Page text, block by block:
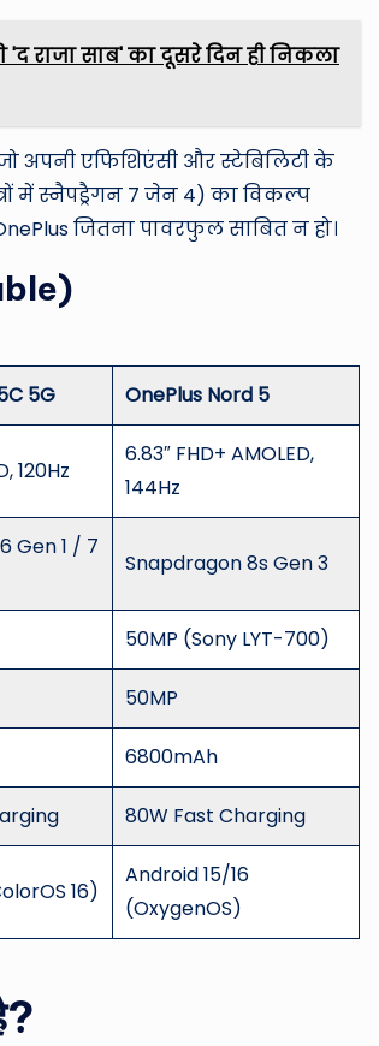
'द राजा साब' का दूसरे दिन ही निकला
जो अपनी एफिशिएंसी और स्टेबिलिटी के
में स्नैपड्रैगन 7 जेन 4) का विकल्प
जितना पावरफुल साबित न हो।
5G OnePlus Nord 5
120Hz
6.83″ FHD+ AMOLED,
144Hz
Gen 1 / 7
Snapdragon 8s Gen 3
50MP (Sony LYT-700)
50MP
6800mAh
80W Fast Charging
16)
Android 15/16
(OxygenOS)